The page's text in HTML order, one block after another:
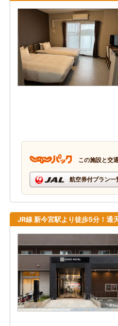
この施設と交
航空券付プラン一
JR線 新今宮駅より徒歩5分！通